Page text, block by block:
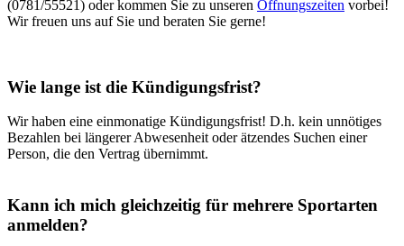
(0781/55521) oder kommen Sie zu unseren Öffnungszeiten vorbei!
Wir freuen uns auf Sie und beraten Sie gerne!
Wie lange ist die Kündigungsfrist?
Wir haben eine einmonatige Kündigungsfrist! D.h. kein unnötiges
Bezahlen bei längerer Abwesenheit oder ätzendes Suchen einer
Person, die den Vertrag übernimmt.
Kann ich mich gleichzeitig für mehrere Sportarten
anmelden?